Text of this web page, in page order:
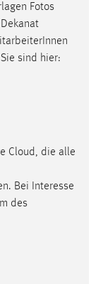
Fotos
sind hier:
Cloud, die alle
Bei Interesse
des